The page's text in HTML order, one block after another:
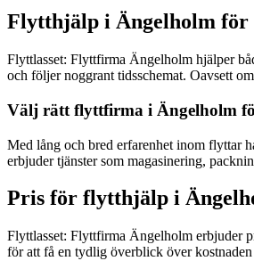
Flytthjälp i Ängelholm för
Flyttlasset: Flyttfirma Ängelholm hjälper
och följer noggrant tidsschemat. Oavsett
Välj rätt flyttfirma i Ängelholm
Med lång och bred erfarenhet inom flyttar
erbjuder tjänster som magasinering,
Pris för flytthjälp i
Flyttlasset: Flyttfirma Ängelholm erbjuder
för att få en tydlig överblick över